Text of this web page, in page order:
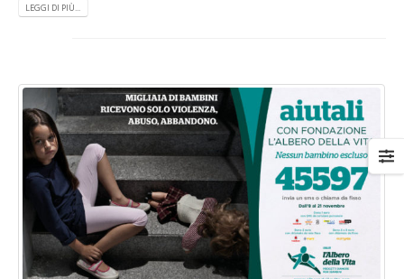
LEGGI DI PIÙ...